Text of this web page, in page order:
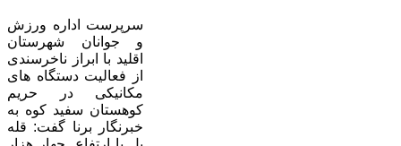
سرپرست اداره ورزش
و جوانان شهرستان
اقلید با ابراز ناخرسندی
از فعالیت دستگاه های
مکانیکی در حریم
کوهستان سفید کوه به
خبرنگار برنا گفت: قله